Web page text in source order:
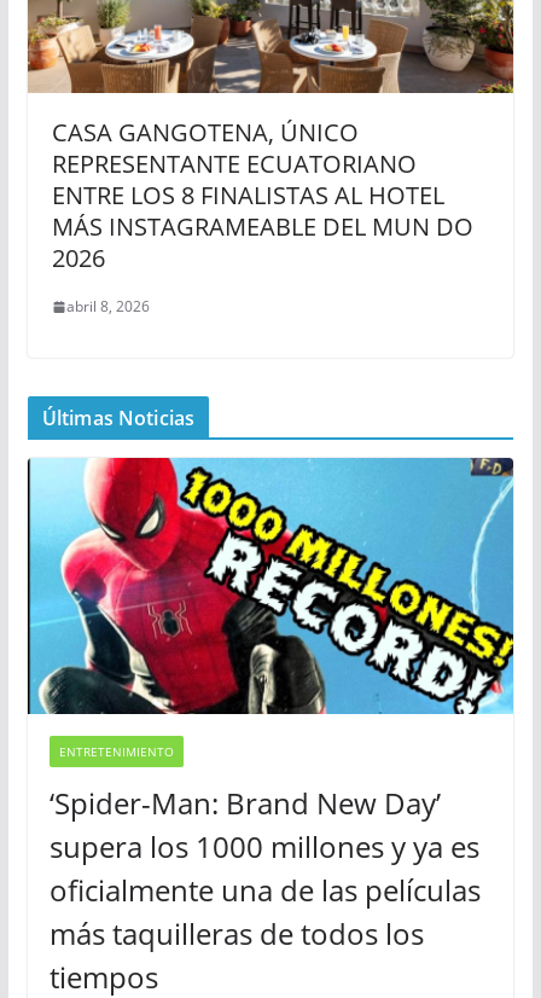
CASA GANGOTENA, ÚNICO
REPRESENTANTE ECUATORIANO
ENTRE LOS 8 FINALISTAS AL HOTEL
MÁS INSTAGRAMEABLE DEL MUN DO
2026
abril 8, 2026
Últimas Noticias
ENTRETENIMIENTO
‘Spider-Man: Brand New Day’
supera los 1000 millones y ya es
oficialmente una de las películas
más taquilleras de todos los
tiempos